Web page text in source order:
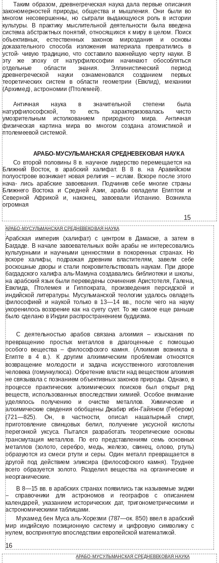
Таким образом, древнегреческая наука дала первые описания
закономерностей природы, общества и мышления. Они были во
многом несовершенны, но сыграли выдающуюся роль в истории
культуры. В практику мыслительной деятельности была введена
система абстрактных понятий, относящихся к миру в целом. Поиск
объективных, естественных законов мироздания и основы
доказательного способа изложения материала превратились в
устой- чивую традицию, что составило важнейшую черту науки. В
эту же эпоху от натурфилософии начинают обособляться
отдельные области знания. Эллинистический период
древнегреческой науки ознаменовался созданием первых
теоретических систем в области геометрии (Евклид), механики
(Архимед), астрономии (Птолемей).
Античная наука в значительной степени была
натурфилософской, то есть характеризовалась чисто
умозрительным истолкованием природного мира. Античная
физическая картина мира во многом создана атомистикой и
птолемеевой системой.
АРАБО-МУСУЛЬМАНСКАЯ СРЕДНЕВЕКОВАЯ НАУКА
Со второй половины 8 в. научное лидерство перемещается на
Ближний Восток, в арабский халифат. В 8 в. на Аравийском
полуострове возникает новая религия – ислам. Вскоре после этого
нача- лись арабские завоевания. Подчинив себе многие страны
Ближнего Востока и Средней Азии, арабы овладели Египтом и
Северной Африкой и, наконец, завоевали Испанию. Возникла
огромная
15
АРАБО-МУСУЛЬМАНСКАЯ СРЕДНЕВЕКОВАЯ НАУКА
Арабская империя (халифат) с центром в Дамаске, а затем в
Багдаде. В начале завоевательных войн арабы не интересовались
культурными и научными ценностями в покоренных странах. Но
вскоре халифы, подражая древним властителям, завели себе
роскошные дворы и стали покровительствовать наукам. При дворе
багдадского халифа аль-Мамуна создавались библиотеки и школы,
на арабский язык были переведены сочинения Аристотеля, Галена,
Евклида, Птолемея и Гиппократа, произведения персидской и
индийской литературы. Мусульманской теологии удалось овладеть
философией и наукой только в 13—14 вв., после чего на науку
укоренилось воззрение как на суету сует. То же самое еще раньше
было сделано в Индии распространением буддизма.
С деятельностью арабов связана алхимия – изыскания по
превращению простых металлов в драгоценные с помощью
особого вещества – философского камня. (Алхимия возникла в
Египте в 4 в.). К другим алхимическим проблемам относятся
возвращение молодости и задача искусственного изготовления
человека (гомункулюса). Обретение власти над веществом алхимия
не связывала с познанием объективных законов природы. Однако, в
процессе практических алхимических поисков был открыт ряд
веществ, использованных впоследствии химией. Особое внимание
уделялось получению и очистке металлов. Химические и
алхимические сведения обобщены Джабир ибн-Гайяном (Гебером)
(721—825). Он, в частности, описал нашатырный спирт,
приготовление свинцовых белил, получение уксусной кислоты
перегонкой уксуса. Пытался разработать теоретические основы
трансмутация металлов. По его представлениям семь основных
металлов (золото, серебро, медь, железо, свинец, олово, ртуть)
образуются из смеси ртути и серы. Один металл превращается в
другой под действием эликсира (философского камня). Труднее
всего образуется золото. Разделил вещества на органические и
неорганические.
В 8—15 вв. в арабских странах появились так назывемые зиджи
– справочники для астрономов и географов с описанием
календарей, указанием исторических дат, тригонометрическими и
астрономическими таблицами.
Мухамед бен Муса аль-Хорезми (787—ок. 850) ввел в арабский
мир индийскую позиционную систему и цифровую символику с
нулем, воспринятую впоследствии европейской математикой.
16
АРАБО-МУСУЛЬМАНСКАЯ СРЕДНЕВЕКОВАЯ НАУКА